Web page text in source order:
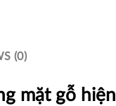
(0)
mặt gỗ